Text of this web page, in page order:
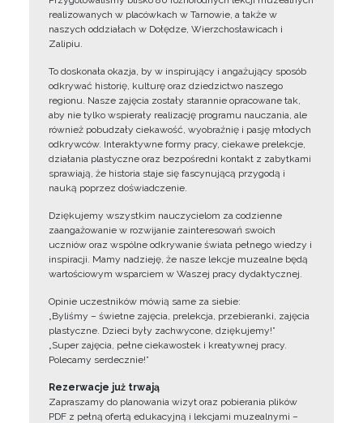
realizowanych w placówkach w Tarnowie, a także w
naszych oddziałach w Dołędze, Wierzchosławicach i
Zalipiu.
To doskonała okazja, by w inspirujący i angażujący sposób
odkrywać historię, kulturę oraz dziedzictwo naszego
regionu. Nasze zajęcia zostały starannie opracowane tak,
aby nie tylko wspierały realizację programu nauczania, ale
również pobudzały ciekawość, wyobraźnię i pasję młodych
odkrywców. Interaktywne formy pracy, ciekawe prelekcje,
działania plastyczne oraz bezpośredni kontakt z zabytkami
sprawiają, że historia staje się fascynującą przygodą i
nauką poprzez doświadczenie.
Dziękujemy wszystkim nauczycielom za codzienne
zaangażowanie w rozwijanie zainteresowań swoich
uczniów oraz wspólne odkrywanie świata pełnego wiedzy i
inspiracji. Mamy nadzieję, że nasze lekcje muzealne będą
wartościowym wsparciem w Waszej pracy dydaktycznej.
Opinie uczestników mówią same za siebie:
„Byliśmy – świetne zajęcia, prelekcja, przebieranki, zajęcia
plastyczne. Dzieci były zachwycone, dziękujemy!”
„Super zajęcia, pełne ciekawostek i kreatywnej pracy.
Polecamy serdecznie!”
Rezerwacje już trwają
Zapraszamy do planowania wizyt oraz pobierania plików
PDF z pełną ofertą edukacyjną i lekcjami muzealnymi –